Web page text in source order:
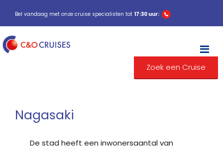
Bel vandaag met onze cruise specialisten tot 17:30 uur:
Zoek een Cruise
Nagasaki
De stad heeft een inwonersaantal van